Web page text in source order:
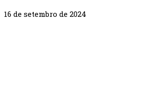
16 de setembro de 2024